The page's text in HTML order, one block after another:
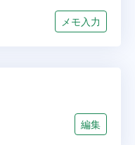
メモ入力
編集